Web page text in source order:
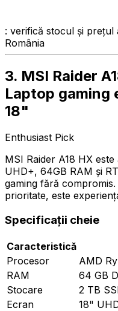
: verifică stocul și prețul
România
3. MSI Raider
Laptop gaming
18"
Enthusiast Pick
MSI Raider A18 HX
UHD+, 64GB RAM și
gaming fără
prioritate, este
Specificații cheie
Caracteristică
Procesor
AMD
RAM
64 GB
Stocare
2 TB
Ecran
18"